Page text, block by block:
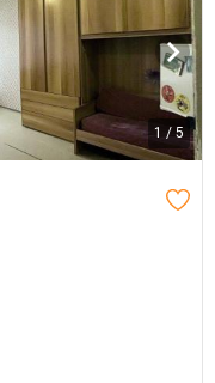
1 / 5